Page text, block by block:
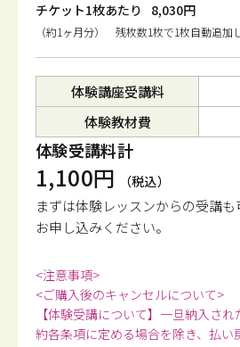
チケット1枚あたり
8,030円
（約1ヶ月分） 残枚数1枚で1枚自動追加
体験講座受講料
体験教材費
体験受講料計
1,100円 （税込）
まずは体験レッスンからの受講も
お申し込みください。
<注意事項>
<ご購入後のキャンセルについて>
【体験受講について】一旦納入さ
約各条項に定める場合を除き、払い